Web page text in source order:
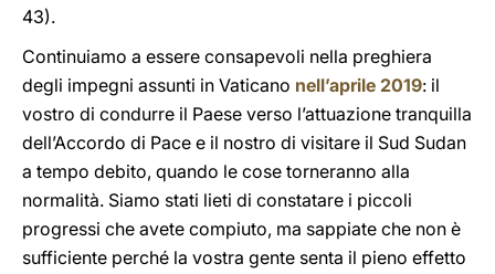
43).
Continuiamo a essere consapevoli nella preghiera
degli impegni assunti in Vaticano nell’aprile 2019: il
vostro di condurre il Paese verso l’attuazione tranquilla
dell’Accordo di Pace e il nostro di visitare il Sud Sudan
a tempo debito, quando le cose torneranno alla
normalità. Siamo stati lieti di constatare i piccoli
progressi che avete compiuto, ma sappiate che non è
sufficiente perché la vostra gente senta il pieno effetto